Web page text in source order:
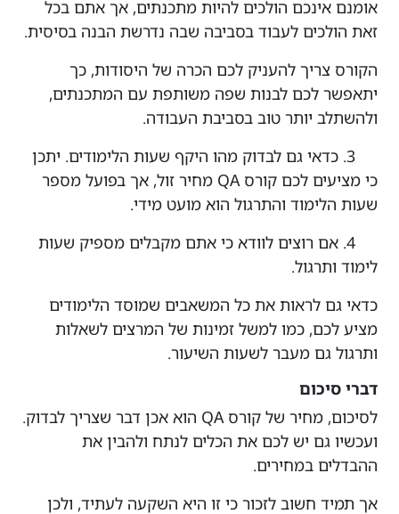
אומנם אינכם הולכים להיות מתכנתים, אך אתם בכל
זאת הולכים לעבוד בסביבה שבה נדרשת הבנה בסיסית.
הקורס צריך להעניק לכם הכרה של היסודות, כך
יתאפשר לכם לבנות שפה משותפת עם המתכנתים,
ולהשתלב יותר טוב בסביבת העבודה.
3. כדאי גם לבדוק מהו היקף שעות הלימודים. יתכן
כי מציעים לכם קורס QA מחיר זול, אך בפועל מספר
שעות הלימוד והתרגול הוא מועט מידי.
4. אם רוצים לוודא כי אתם מקבלים מספיק שעות
לימוד ותרגול.
כדאי גם לראות את כל המשאבים שמוסד הלימודים
מציע לכם, כמו למשל זמינות של המרצים לשאלות
ותרגול גם מעבר לשעות השיעור.
דברי סיכום
לסיכום, מחיר של קורס QA הוא אכן דבר שצריך לבדוק.
ועכשיו גם יש לכם את הכלים לנתח ולהבין את
ההבדלים במחירים.
אך תמיד חשוב לזכור כי זו היא השקעה לעתיד, ולכן